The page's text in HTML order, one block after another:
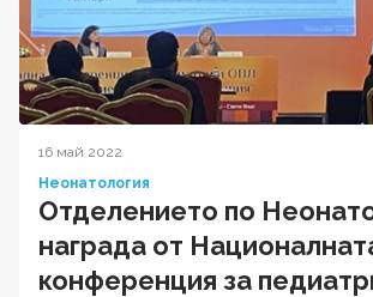
16 май 2022
Неонатология
Отделението по
награда от
конференция за